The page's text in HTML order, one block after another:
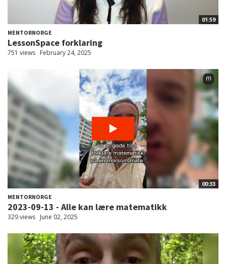
01:59
MENTORNORGE
LessonSpace forklaring
751 views February 24, 2025
00:33
MENTORNORGE
2023-09-13 - Alle kan lære matematikk
329 views June 02, 2025